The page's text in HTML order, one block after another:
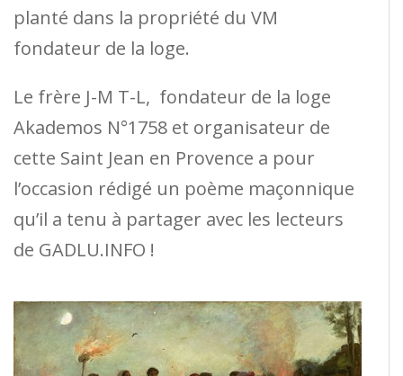
planté dans la propriété du VM
fondateur de la loge.
Le frère J-M T-L, fondateur de la loge
Akademos N°1758 et organisateur de
cette Saint Jean en Provence a pour
l’occasion rédigé un poème maçonnique
qu’il a tenu à partager avec les lecteurs
de GADLU.INFO !